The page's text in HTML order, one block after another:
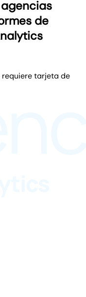
may vary by
agencias
de
requiere tarjeta de